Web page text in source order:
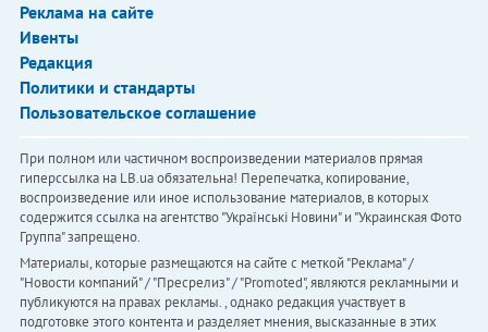
Реклама на сайте
Ивенты
Редакция
Политики и стандарты
Пользовательское соглашение
При полном или частичном воспроизведении материалов прямая
гиперссылка на LB.ua обязательна! Перепечатка, копирование,
воспроизведение или иное использование материалов, в которых
содержится ссылка на агентство "Українськi Новини" и "Украинская Фото
Группа" запрещено.
Материалы, которые размещаются на сайте с меткой "Реклама" /
"Новости компаний" / "Пресрелиз" / "Promoted", являются рекламными и
публикуются на правах рекламы. , однако редакция участвует в
подготовке этого контента и разделяет мнения, высказанные в этих